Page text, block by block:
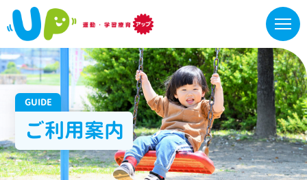
GUIDE
ご利用案内